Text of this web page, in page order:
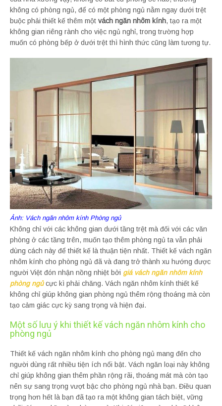
không có phòng ngủ, để có một phòng ngủ nằm ngay dưới trệt
buộc phải thiết kế thêm một vách ngăn nhôm kính, tạo ra một
không gian riêng rành cho việc ngủ nghỉ, trong trường hợp
muốn có phòng bếp ở dưới trệt thì hình thức cũng làm tương tự.
Ảnh: Vách ngăn nhôm kính Phòng ngủ
Không chỉ với các không gian dưới tầng trệt mà đối với các văn
phòng ở các tầng trên, muốn tạo thêm phòng ngủ ta vẫn phải
dùng cách này để thiết kế là thuận tiện nhất. Thiết kế vách ngăn
nhôm kính cho phòng ngủ đã và đang trở thành xu hướng được
người Việt đón nhận nồng nhiệt bởi giá vách ngăn nhôm kính
phòng ngủcực kì phải chăng. Vách ngăn nhôm kính thiết kế
không chỉ giúp không gian phòng ngủ thêm rộng thoáng mà còn
tạo cảm giác cực kỳ sang trọng và hiện đại.
Một số lưu ý khi thiết kế vách ngăn nhôm kính cho
phòng ngủ
Thiết kế vách ngăn nhôm kính cho phòng ngủ mang đến cho
người dùng rất nhiều tiện ích nổi bật. Vách ngăn loại này không
chỉ giúp không gian thêm phần rộng rãi, thoáng mát mà còn tạo
nên sự sang trọng vượt bậc cho phòng ngủ nhà bạn. Điều quan
trọng hơn hết là bạn đã tạo ra một không gian tách biệt, vững